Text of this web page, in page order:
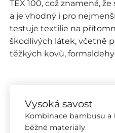
TEX 100, což znamená,
a je vhodný i pro
testuje textilie na
škodlivých látek, včetně
těžkých kovů,
Vysoká savost
Kombinace bambusu a
běžné materiály